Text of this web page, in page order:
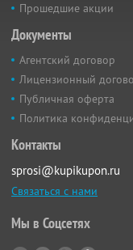
Прошедшие акции
Документы
Агентский договор
Лицензионный
Публичная оферта
Политика
Контакты
sprosi@kupikupon.ru
Связаться с нами
Мы в Соцсетях